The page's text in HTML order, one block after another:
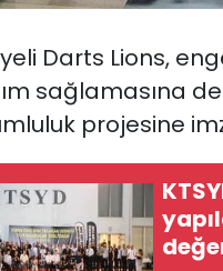
Darts Lions,
sağlamasına
projesine